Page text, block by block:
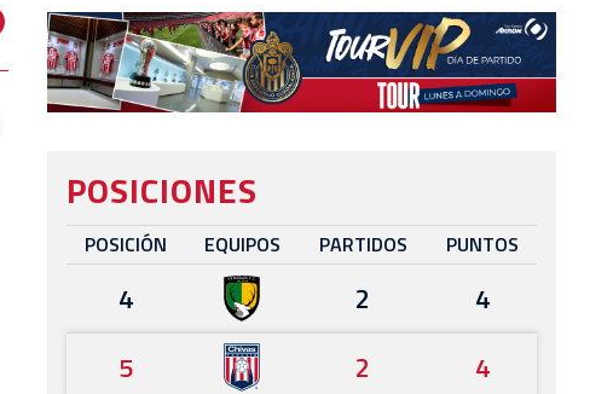
POSICIONES
POSICIÓN EQUIPOS PARTIDOS PUNTOS
4 2
4
5
2
4